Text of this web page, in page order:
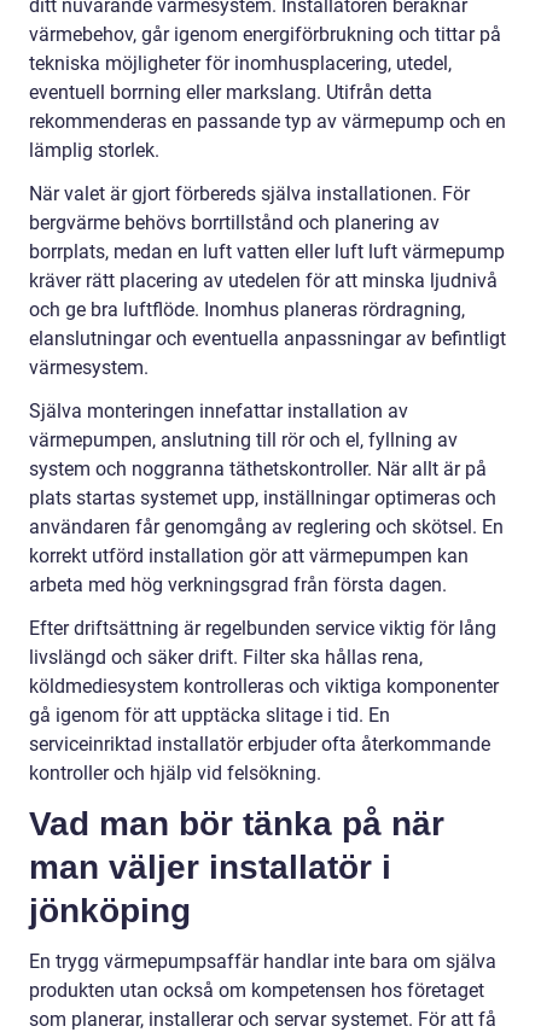
ditt nuvarande värmesystem. Installatören beräknar
värmebehov, går igenom energiförbrukning och tittar på
tekniska möjligheter för inomhusplacering, utedel,
eventuell borrning eller markslang. Utifrån detta
rekommenderas en passande typ av värmepump och en
lämplig storlek.
När valet är gjort förbereds själva installationen. För
bergvärme behövs borrtillstånd och planering av
borrplats, medan en luft vatten eller luft luft värmepump
kräver rätt placering av utedelen för att minska ljudnivå
och ge bra luftflöde. Inomhus planeras rördragning,
elanslutningar och eventuella anpassningar av befintligt
värmesystem.
Själva monteringen innefattar installation av
värmepumpen, anslutning till rör och el, fyllning av
system och noggranna täthetskontroller. När allt är på
plats startas systemet upp, inställningar optimeras och
användaren får genomgång av reglering och skötsel. En
korrekt utförd installation gör att värmepumpen kan
arbeta med hög verkningsgrad från första dagen.
Efter driftsättning är regelbunden service viktig för lång
livslängd och säker drift. Filter ska hållas rena,
köldmediesystem kontrolleras och viktiga komponenter
gå igenom för att upptäcka slitage i tid. En
serviceinriktad installatör erbjuder ofta återkommande
kontroller och hjälp vid felsökning.
Vad man bör tänka på när
man väljer installatör i
jönköping
En trygg värmepumpsaffär handlar inte bara om själva
produkten utan också om kompetensen hos företaget
som planerar, installerar och servar systemet. För att få